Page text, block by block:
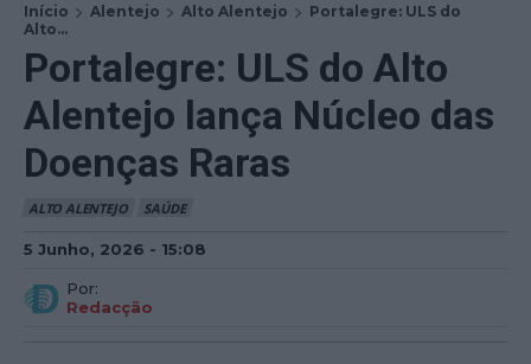
Início Alentejo Alto Alentejo
Portalegre: ULS do
Alto...
Portalegre: ULS do Alto
Alentejo lança Núcleo das
Doenças Raras
ALTO ALENTEJO SAÚDE
5 Junho, 2026 - 15:08
Por:
Redacção